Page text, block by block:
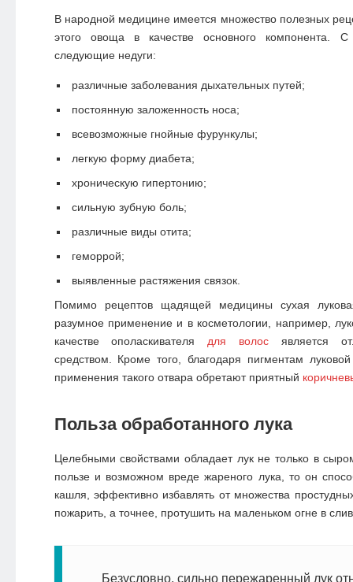
В народной медицине имеется множество полезных
этого овоща в качестве основного компонента.
следующие недуги:
различные заболевания дыхательных путей;
постоянную заложенность носа;
всевозможные гнойные фурункулы;
легкую форму диабета;
хроническую гипертонию;
сильную зубную боль;
различные виды отита;
геморрой;
выявленные растяжения связок.
Помимо рецептов щадящей медицины сухая
разумное применение и в косметологии, например,
качестве ополаскивателя для волос является
средством. Кроме того, благодаря пигментам
применения такого отвара обретают приятный
Польза обработанного лука
Целебными свойствами обладает лук не только в
пользе и возможном вреде жареного лука, то он
кашля, эффективно избавлять от множества
пожарить, а точнее, протушить на маленьком огне в
Безусловно, сильно пережаренный лук